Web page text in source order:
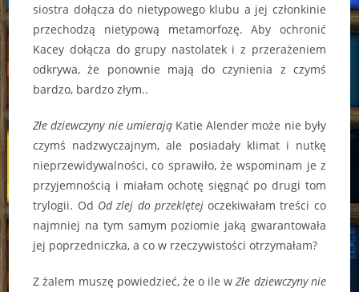
siostra dołącza do nietypowego klubu a jej członkinie
przechodzą nietypową metamorfozę. Aby ochronić
Kacey dołącza do grupy nastolatek i z przerażeniem
odkrywa, że ponownie mają do czynienia z czymś
bardzo, bardzo złym..
Złe dziewczyny nie umierająKatie Alender może nie były
czymś nadzwyczajnym, ale posiadały klimat i nutkę
nieprzewidywalności, co sprawiło, że wspominam je z
przyjemnością i miałam ochotę sięgnąć po drugi tom
trylogii. Od Od zlej do przeklętejoczekiwałam treści co
najmniej na tym samym poziomie jaką gwarantowała
jej poprzedniczka, a co w rzeczywistości otrzymałam?
Z żalem muszę powiedzieć, że o ile wZłe dziewczyny nie